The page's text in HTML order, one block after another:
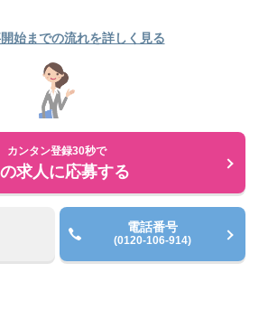
始までの流れを詳しく見る
カンタン登録30秒で
求人に応募する
電話番号
(0120-106-914)